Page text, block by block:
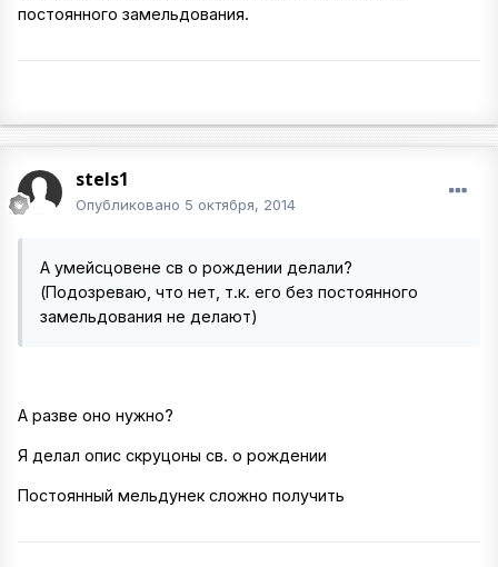
постоянного замельдования.
stels1
Опубликовано 5 октября, 2014
А умейсцовене св о рождении делали?
(Подозреваю, что нет, т.к. его без постоянного
замельдования не делают)
А разве оно нужно?
Я делал опис скруцоны св. о рождении
Постоянный мельдунек сложно получить